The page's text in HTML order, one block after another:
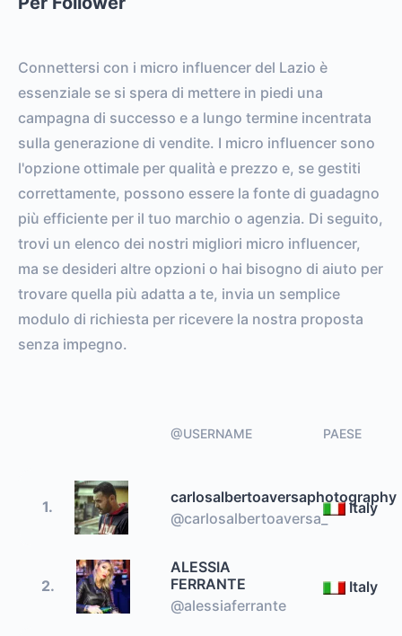
0
ENGAGEMENT RATE
Connettersi con i micro influencer del Lazio è
essenziale se si spera di mettere in piedi una
campagna di successo e a lungo termine incentrata
sulla generazione di vendite. I micro influencer sono
l'opzione ottimale per qualità e prezzo e, se gestiti
correttamente, possono essere la fonte di guadagno
più efficiente per il tuo marchio o agenzia. Di seguito,
trovi un elenco dei nostri migliori micro influencer,
ma se desideri altre opzioni o hai bisogno di aiuto per
trovare quella più adatta a te, invia un semplice
modulo di richiesta per ricevere la nostra proposta
senza impegno.
@USERNAME PAESE
1.
carlosalbertoaversaphotography
@carlosalbertoaversa_
Italy
2.
ALESSIA
FERRANTE
@alessiaferrante
Italy